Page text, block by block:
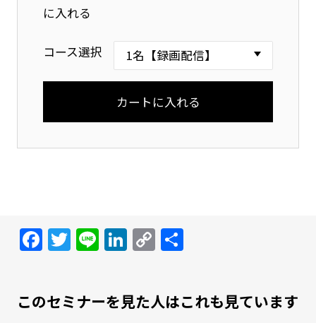
に入れる
コース選択
Facebook
Twitter
LineLinkedIn
Copy
Link
共
このセミナーを見た人はこれも見ています